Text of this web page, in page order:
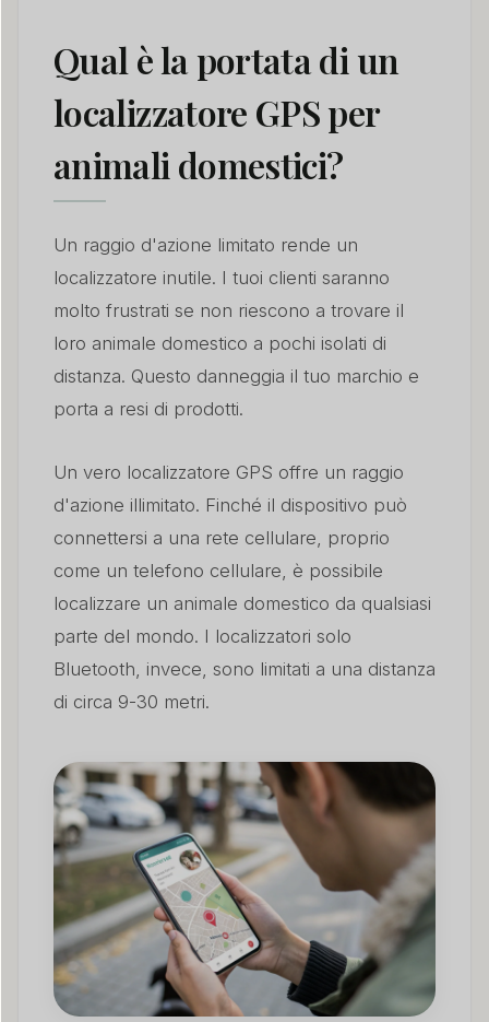
Qual è la portata di un
localizzatore GPS per
animali domestici?
Un raggio d'azione limitato rende un
localizzatore inutile. I tuoi clienti saranno
molto frustrati se non riescono a trovare il
loro animale domestico a pochi isolati di
distanza. Questo danneggia il tuo marchio e
porta a resi di prodotti.
Un vero localizzatore GPS offre un raggio
d'azione illimitato. Finché il dispositivo può
connettersi a una rete cellulare, proprio
come un telefono cellulare, è possibile
localizzare un animale domestico da qualsiasi
parte del mondo. I localizzatori solo
Bluetooth, invece, sono limitati a una distanza
di circa 9-30 metri.